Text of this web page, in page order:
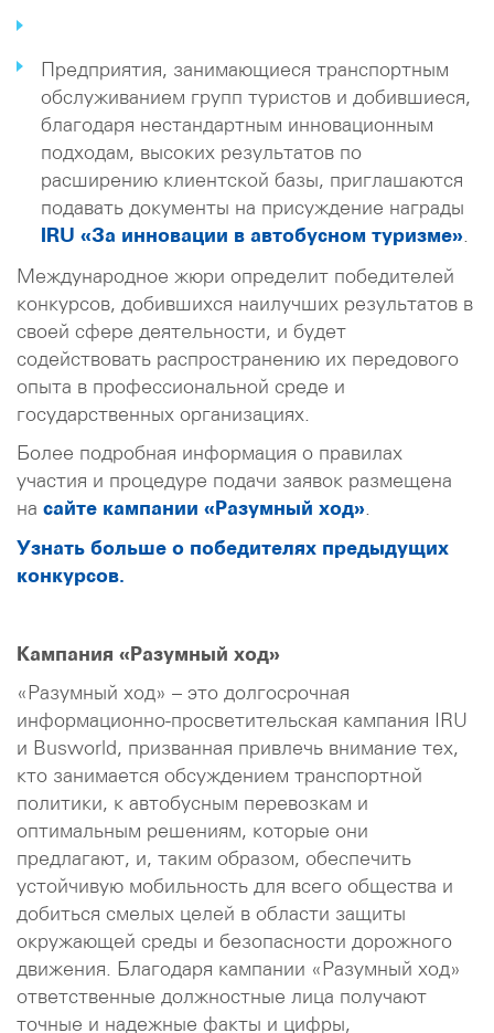
Предприятия, занимающиеся транспортным
обслуживанием групп туристов и добившиеся,
благодаря нестандартным инновационным
подходам, высоких результатов по
расширению клиентской базы, приглашаются
подавать документы на присуждение награды
IRU «За инновации в автобусном туризме»
Международное жюри определит победителей
конкурсов, добившихся наилучших результатов в
своей сфере деятельности, и будет
содействовать распространению их передового
опыта в профессиональной среде и
государственных организациях.
Более подробная информация о правилах
участия и процедуре подачи заявок размещена
на сайте кампании «Разумный ход»
Узнать больше о победителях предыдущих
конкурсов.
Кампания «Разумный ход»
«Разумный ход» – это долгосрочная
информационно-просветительская кампания IRU
и Busworld, призванная привлечь внимание тех,
кто занимается обсуждением транспортной
политики, к автобусным перевозкам и
оптимальным решениям, которые они
предлагают, и, таким образом, обеспечить
устойчивую мобильность для всего общества и
добиться смелых целей в области защиты
окружающей среды и безопасности дорожного
движения. Благодаря кампании «Разумный ход»
ответственные должностные лица получают
точные и надежные факты и цифры,